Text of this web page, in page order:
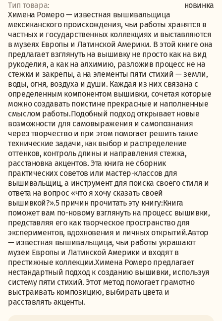
Тип товара:
новинка
Химена Ромеро — известная вышивальщица
мексиканского происхождения, чьи работы хранятся в
частных и государственных коллекциях и выставляются
в музеях Европы и Латинской Америки. В этой книге она
предлагает взглянуть на вышивку не просто как на вид
рукоделия, а как на алхимию, разложив процесс не на
стежки и закрепы, а на элементы пяти стихий — земли,
воды, огня, воздуха и души. Каждая из них связана с
определенным компонентом вышивки, сочетая которые
можно создавать поистине прекрасные и наполненные
смыслом работы.Подобный подход открывает новые
возможности для самовыражения и самопознания
через творчество и при этом помогает решить такие
технические задачи, как выбор и распределение
оттенков, контроль длины и направления стежка,
расстановка акцентов. Эта книга не сборник
практических советов или мастер-классов для
вышивальщиц, а инструмент для поиска своего стиля и
ответа на вопрос «что я хочу сказать своей
вышивкой?».5 причин прочитать эту книгу:Книга
поможет вам по-новому взглянуть на процесс вышивки,
представляя его как творческое пространство для
экспериментов, вдохновения и личных открытий.Автор
— известная вышивальщица, чьи работы украшают
музеи Европы и Латинской Америки и входят в
престижные коллекции.Химена Ромеро предлагает
нестандартный подход к созданию вышивки, используя
систему пяти стихий. Этот метод помогает грамотно
выстраивать композицию, выбирать цвета и
расставлять акценты.